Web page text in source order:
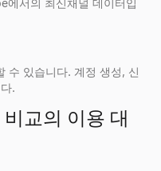
에서의 최신채널 데이터입
수 있습니다. 계정 생성, 신
.
교의 이용 대